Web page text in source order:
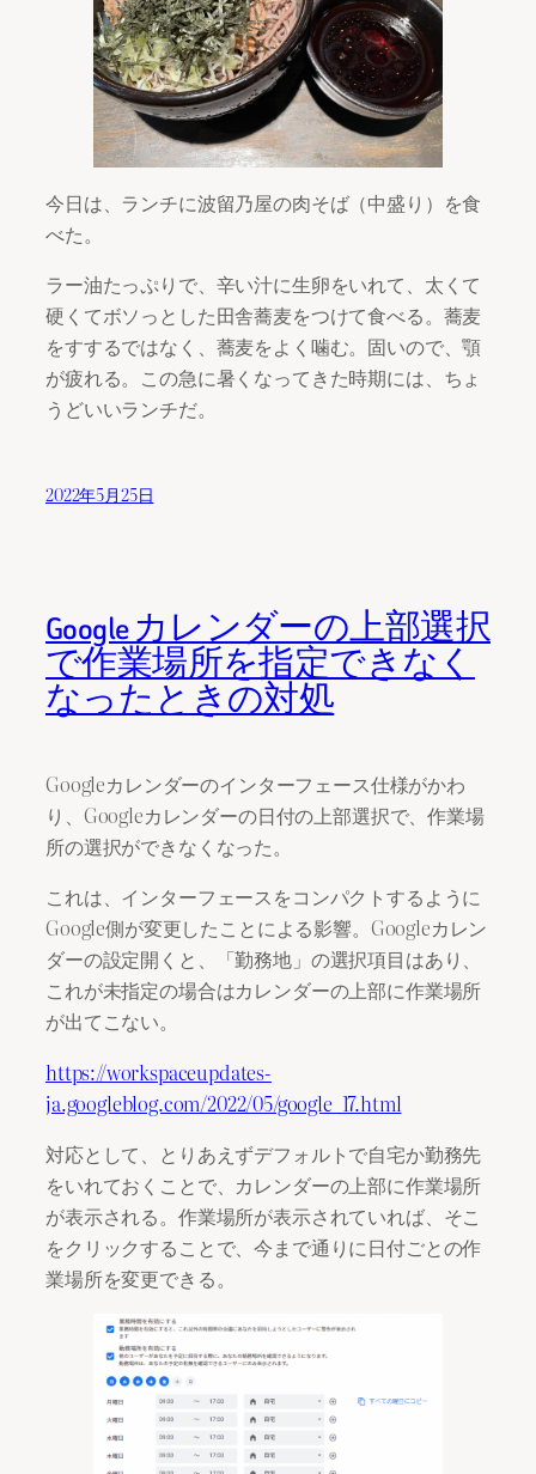
今日は、ランチに波留乃屋の肉そば（中盛り）を食
べた。
ラー油たっぷりで、辛い汁に生卵をいれて、太くて
硬くてボソっとした田舎蕎麦をつけて食べる。蕎麦
をすするではなく、蕎麦をよく噛む。固いので、顎
が疲れる。この急に暑くなってきた時期には、ちょ
うどいいランチだ。
2022年5月25日
Google カレンダーの上部選択
で作業場所を指定できなく
なったときの対処
Googleカレンダーのインターフェース仕様がかわ
り、Googleカレンダーの日付の上部選択で、作業場
所の選択ができなくなった。
これは、インターフェースをコンパクトするように
Google側が変更したことによる影響。Googleカレン
ダーの設定開くと、「勤務地」の選択項目はあり、
これが未指定の場合はカレンダーの上部に作業場所
が出てこない。
https://workspaceupdates-
ja.googleblog.com/2022/05/google_17.html
対応として、とりあえずデフォルトで自宅か勤務先
をいれておくことで、カレンダーの上部に作業場所
が表示される。作業場所が表示されていれば、そこ
をクリックすることで、今まで通りに日付ごとの作
業場所を変更できる。